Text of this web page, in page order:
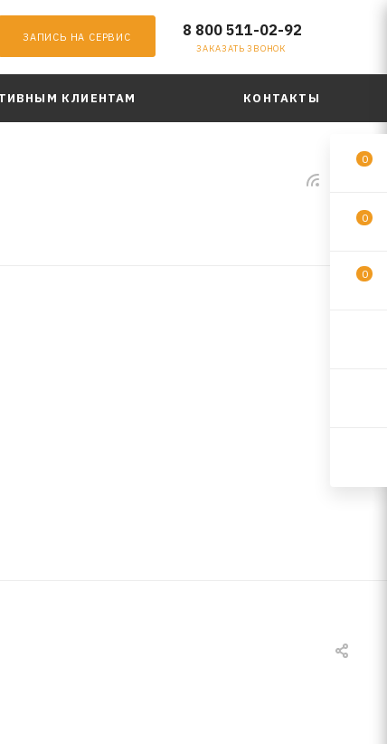
ЗАПИСЬ НА СЕРВИС 8 800 511-02-92
ЗАКАЗАТЬ ЗВОНОК
КЛИЕНТАМ КОНТАКТЫ
0
0
0